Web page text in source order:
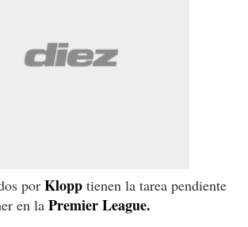
por Klopp tienen la tarea pendiente
en la Premier League.